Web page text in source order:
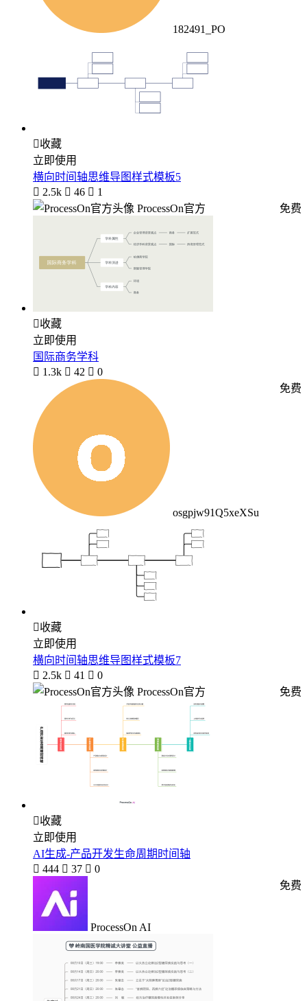
182491_PO
收藏
立即使用
横向时间轴思维导图样式模板5
 2.5k  46  1
ProcessOn官方
免费
收藏
立即使用
国际商务学科
 1.3k  42  0
osgpjw91Q5xeXSu
免费
收藏
立即使用
横向时间轴思维导图样式模板7
 2.5k  41  0
ProcessOn官方
免费
收藏
立即使用
AI生成-产品开发生命周期时间轴
 444  37  0
ProcessOn AI
免费